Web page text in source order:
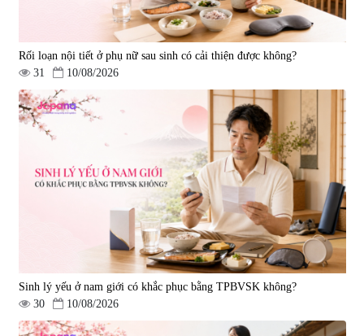
Tẩy tế bào chết Nichiei Bussan
Nano NMN+ Peeling Gel
1.490.000 đ
Viên uống hỗ trợ bền thành
mạch, ngừa tai biến Elastin Plus
& Nattokinase Hokoen 80 viên
|0
980.000 đ
Rối loạn nội tiết ở phụ nữ sau sinh có cải thiện được không?
31
10/08/2026
Sinh lý yếu ở nam giới có khắc phục bằng TPBVSK không?
30
10/08/2026